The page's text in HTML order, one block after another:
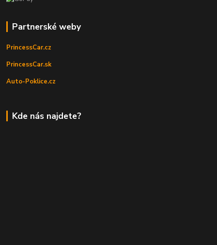
Partnerské weby
PrincessCar.cz
PrincessCar.sk
Auto-Poklice.cz
Kde nás najdete?